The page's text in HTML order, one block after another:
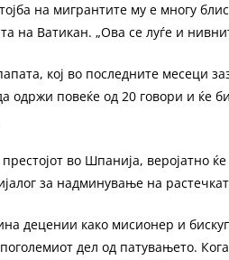
на мигрантите му е многу
на Ватикан. „Ова се луѓе и
кој во последните месеци
одржи повеќе од 20 говори и ќе
во Шпанија, веројатно
за надминување на
децении како мисионер и
дел од патувањето.